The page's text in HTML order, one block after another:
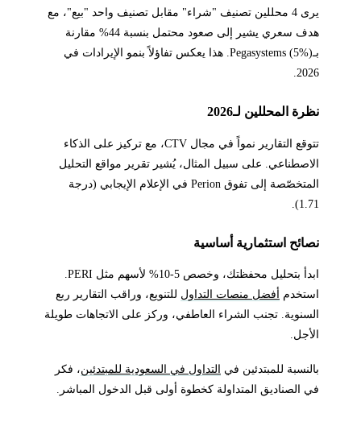
يرى 4 محللين تصنيف "شراء" مقابل تصنيف واحد "بيع"، مع
هدف سعري يشير إلى صعود محتمل بنسبة 44% مقارنة
بـPegasystems (5%). هذا يعكس تفاؤلاً بنمو الإيرادات في
2026.
نظرة المحللين لـ2026
تتوقع التقارير نمواً في مجال CTV، مع تركيز على الذكاء
الاصطناعي. على سبيل المثال، يُشير تقرير مواقع التحليل
المتخصّصة إلى تفوق Perion في الإعلام الإيجابي (درجة
1.71).
نصائح استثمارية أساسية
ابدأ بتحليل محفظتك، وخصص 5-10% لأسهم مثل PERI.
استخدم أفضل منصات التداول للتنويع، وراقب التقارير ربع
السنوية. تجنب الشراء العاطفي، وركز على الاتجاهات طويلة
الأجل.
بالنسبة للمبتدئين في التداول في السعودية للمبتدئين، فكر
في الصناديق المتداولة كخطوة أولى قبل الدخول المباشر.